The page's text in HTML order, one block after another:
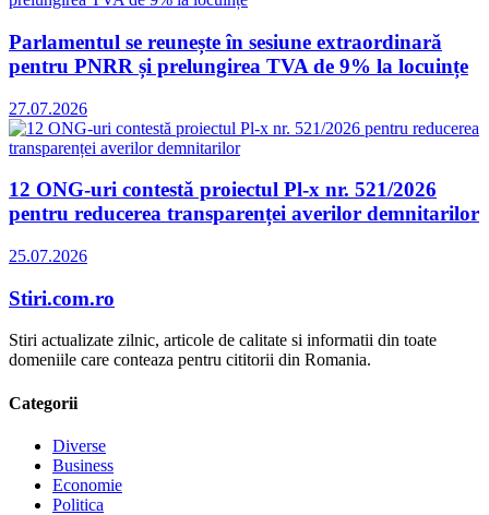
Parlamentul se reunește în sesiune extraordinară
pentru PNRR și prelungirea TVA de 9% la locuințe
27.07.2026
12 ONG-uri contestă proiectul Pl-x nr. 521/2026
pentru reducerea transparenței averilor demnitarilor
25.07.2026
Stiri.com.ro
Stiri actualizate zilnic, articole de calitate si informatii din toate
domeniile care conteaza pentru cititorii din Romania.
Categorii
Diverse
Business
Economie
Politica